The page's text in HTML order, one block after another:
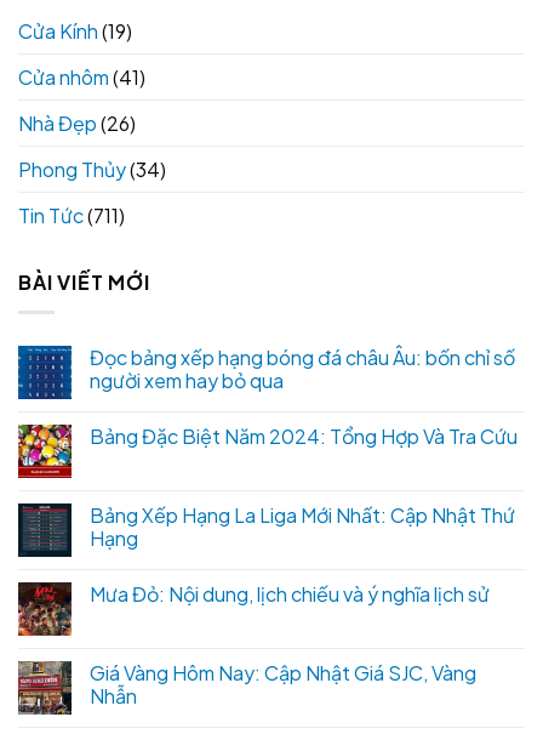
Cửa Kính(19)
Cửa nhôm(41)
Nhà Đẹp(26)
Phong Thủy(34)
Tin Tức(711)
BÀI VIẾT MỚI
Đọc bảng xếp hạng bóng đá châu Âu: bốn chỉ số
người xem hay bỏ qua
Bảng Đặc Biệt Năm 2024: Tổng Hợp Và Tra Cứu
Bảng Xếp Hạng La Liga Mới Nhất: Cập Nhật Thứ
Hạng
Mưa Đỏ: Nội dung, lịch chiếu và ý nghĩa lịch sử
Giá Vàng Hôm Nay: Cập Nhật Giá SJC, Vàng
Nhẫn